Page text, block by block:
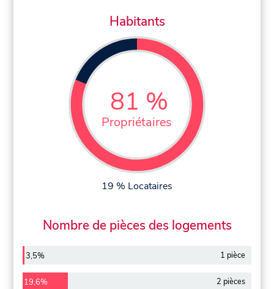
Habitants
81 %
Propriétaires
19 % Locataires
Nombre de pièces des logements
3,5% 1 pièce
19,6% 2 pièces